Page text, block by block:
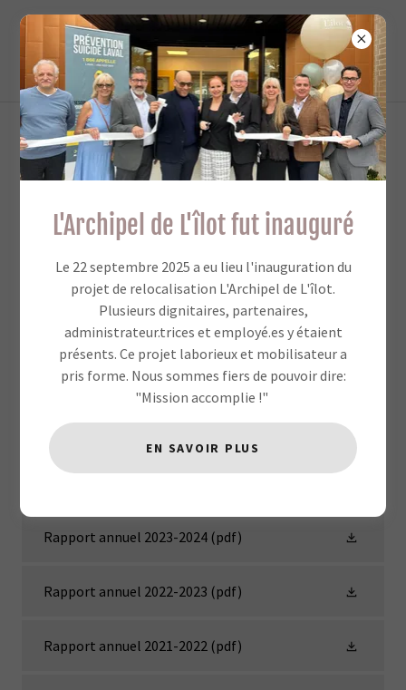
Rapports annuels
À chaque années L'îlot produit un rapport annuel détaillé.
Ces rapports rendent compte du travail important qui est
fait par l'organisation et de tout le dévouement de son
personnel afin d'aider, depuis maintenant plus de 20 ans,
des milliers de lavallois en détresse.
Ces rapports permettent également de constater la
hausse annuelle des demandes d'aide de la population
Rapport annuel 2023-2024 (pdf)
Rapport annuel 2022-2023 (pdf)
Rapport annuel 2021-2022 (pdf)
L'Archipel de L'îlot fut inauguré
Le 22 septembre 2025 a eu lieu l'inauguration du
projet de relocalisation L'Archipel de L'îlot.
Plusieurs dignitaires, partenaires,
administrateur.trices et employé.es y étaient
présents. Ce projet laborieux et mobilisateur a
pris forme. Nous sommes fiers de pouvoir dire:
"Mission accomplie !"
EN SAVOIR PLUS